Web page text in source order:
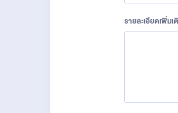
รายละเอียดเพิ่ม